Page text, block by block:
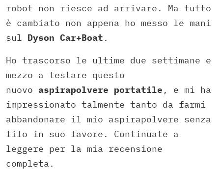
robot non riesce ad arrivare. Ma tutto
è cambiato non appena ho messo le mani
sul Dyson Car+Boat .
Ho trascorso le ultime due settimane e
mezzo a testare questo
nuovo aspirapolvere portatile , e mi ha
impressionato talmente tanto da farmi
abbandonare il mio aspirapolvere senza
filo in suo favore. Continuate a
leggere per la mia recensione
completa.